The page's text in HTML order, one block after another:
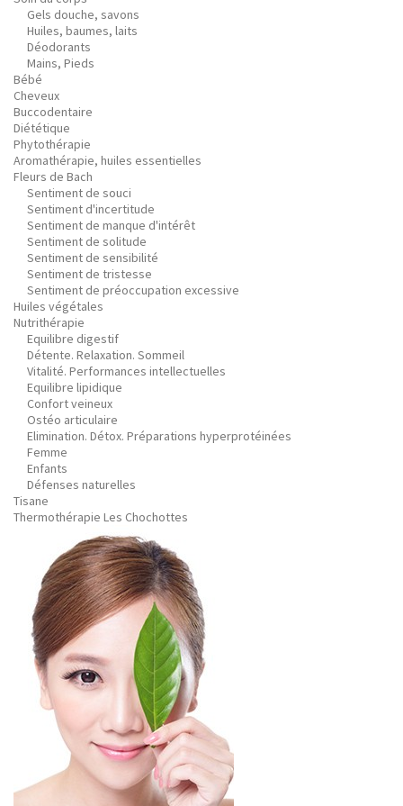
Gels douche, savons
Huiles, baumes, laits
Déodorants
Mains, Pieds
Bébé
Cheveux
Buccodentaire
Diététique
Phytothérapie
Aromathérapie, huiles essentielles
Fleurs de Bach
Sentiment de souci
Sentiment d'incertitude
Sentiment de manque d'intérêt
Sentiment de solitude
Sentiment de sensibilité
Sentiment de tristesse
Sentiment de préoccupation excessive
Huiles végétales
Nutrithérapie
Equilibre digestif
Détente. Relaxation. Sommeil
Vitalité. Performances intellectuelles
Equilibre lipidique
Confort veineux
Ostéo articulaire
Elimination. Détox. Préparations hyperprotéinées
Femme
Enfants
Défenses naturelles
Tisane
Thermothérapie Les Chochottes